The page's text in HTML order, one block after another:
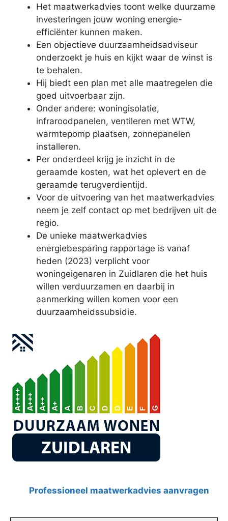
Het maatwerkadvies toont welke duurzame
investeringen jouw woning energie-
efficiënter kunnen maken.
Een objectieve duurzaamheidsadviseur
onderzoekt je huis en kijkt waar de winst is
te behalen.
Hij biedt een plan met alle maatregelen die
goed uitvoerbaar zijn.
Onder andere: woningisolatie,
infraroodpanelen, ventileren met WTW,
warmtepomp plaatsen, zonnepanelen
installeren.
Per onderdeel krijg je inzicht in de
geraamde kosten, wat het oplevert en de
geraamde terugverdientijd.
Voor de uitvoering van het maatwerkadvies
neem je zelf contact op met bedrijven uit de
regio.
De unieke maatwerkadvies
energiebesparing rapportage is vanaf
heden (2023) verplicht voor
woningeigenaren in Zuidlaren die het huis
willen verduurzamen en daarbij in
aanmerking willen komen voor een
duurzaamheidssubsidie.
Professioneel maatwerkadvies aanvragen